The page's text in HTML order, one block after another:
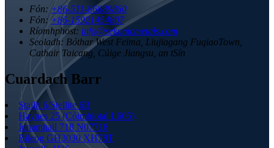
Fón: +86-511-86889860
Fón: +86-15921454807
Ríomhphost: info@sekonicmetals.com
Seoladh: Bóthar West Feima, Liujiagang FuqiaoTown,
Cathair Taicang, Cúige Jiangsu, an tSín
Cuardach Barr
Stailit 6/Stellite 6B
Haynes 25 (Cóimhiotal L605)
Ionamhail 718 N07718
Bileog GH3030 XH78T